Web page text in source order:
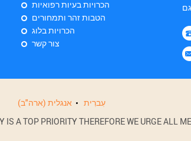
הכרויות בעיות רפואיות
הטבות זהר ותמחורים
הכרויות בלוג
צור קשר
אנגלית (ארה"ב) עִברִית
A TOP PRIORITY THEREFORE WE URGE ALL